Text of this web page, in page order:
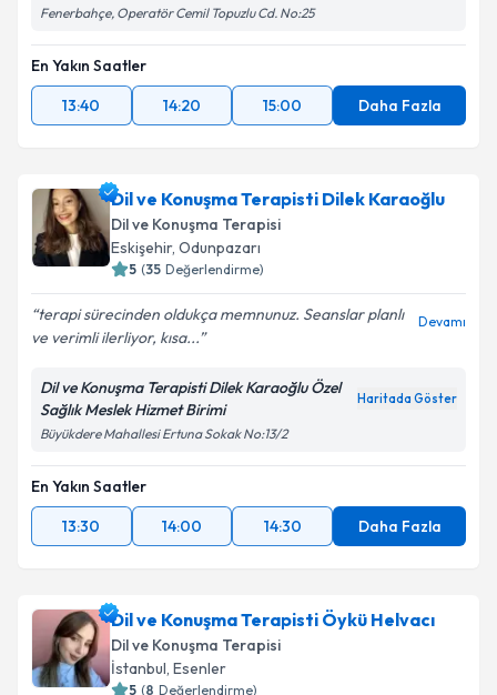
Fenerbahçe, Operatör Cemil Topuzlu Cd. No:25
En Yakın Saatler
13:40
14:20 15:00 Daha Fazla
Dil ve Konuşma Terapisti Dilek Karaoğlu
Dil ve Konuşma Terapisi
Eskişehir, Odunpazarı
5 (35 Değerlendirme)
terapi sürecinden oldukça memnunuz. Seanslar planlı
ve verimli ilerliyor, kısa...
Devamı
Dil ve Konuşma Terapisti Dilek Karaoğlu Özel
Sağlık Meslek Hizmet Birimi
Haritada Göster
Büyükdere Mahallesi Ertuna Sokak No:13/2
En Yakın Saatler
13:30
14:00 14:30 Daha Fazla
Dil ve Konuşma Terapisti Öykü Helvacı
Dil ve Konuşma Terapisi
İstanbul, Esenler
5 (8 Değerlendirme)